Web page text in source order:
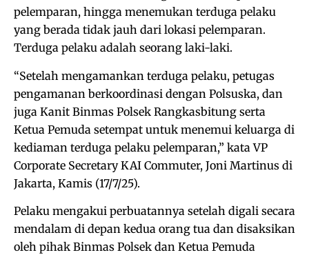
pelemparan, hingga menemukan terduga pelaku
yang berada tidak jauh dari lokasi pelemparan.
Terduga pelaku adalah seorang laki-laki.
“Setelah mengamankan terduga pelaku, petugas
pengamanan berkoordinasi dengan Polsuska, dan
juga Kanit Binmas Polsek Rangkasbitung serta
Ketua Pemuda setempat untuk menemui keluarga di
kediaman terduga pelaku pelemparan,” kata VP
Corporate Secretary KAI Commuter, Joni Martinus di
Jakarta, Kamis (17/7/25).
Pelaku mengakui perbuatannya setelah digali secara
mendalam di depan kedua orang tua dan disaksikan
oleh pihak Binmas Polsek dan Ketua Pemuda